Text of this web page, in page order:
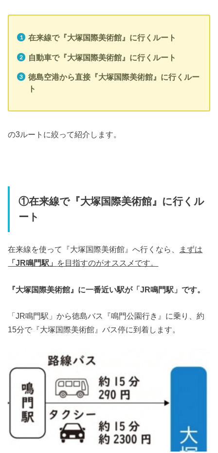
在来線で『大塚国際美術館』に行くルート
自動車で『大塚国際美術館』に行くルート
徳島空港から直接『大塚国際美術館』に行くルー
ト
の3ルートに絞って紹介します。
①在来線で『大塚国際美術館』に行くル
ート
在来線を使って『大塚国際美術館』へ行くなら、
まずは
「JR鳴門駅」 を目指すのがオススメです。
『大塚国際美術館』に一番近い駅が「JR鳴門駅」です。
「JR鳴門駅」から徳島バス『鳴門公園行き』に乗り、約
15分で『大塚国際美術館』バス停に到着します。